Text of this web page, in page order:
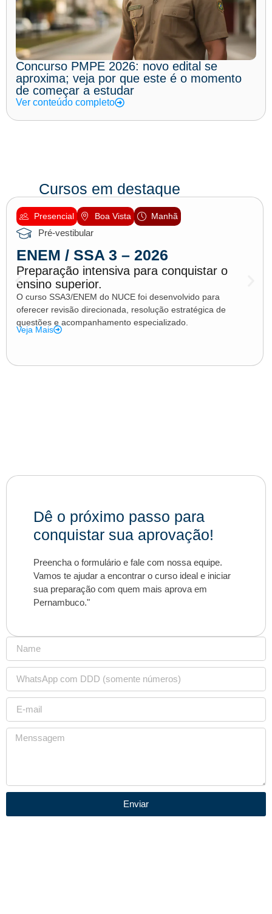
Concurso PMPE 2026: novo edital se
aproxima; veja por que este é o momento
de começar a estudar
Ver conteúdo completo
Cursos em destaque
Presencial Boa Vista Manhã
Pré-vestibular
ENEM / SSA 3 – 2026
Preparação intensiva para conquistar o
ensino superior.
O curso SSA3/ENEM do NUCE foi desenvolvido para
oferecer revisão direcionada, resolução estratégica de
questões e acompanhamento especializado.
Veja Mais
Dê o próximo passo para
conquistar sua aprovação!
Preencha o formulário e fale com nossa equipe.
Vamos te ajudar a encontrar o curso ideal e iniciar
sua preparação com quem mais aprova em
Pernambuco."
Enviar